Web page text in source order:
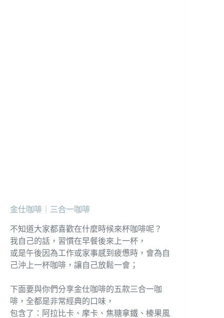
金仕咖啡｜三合一咖啡
不知道大家都喜歡在什麼時候來杯咖啡呢？
我自己的話，習慣在早餐後來上一杯，
或是午後因為工作或家事感到疲憊時，會為自
己沖上一杯咖啡，讓自己放鬆一會；
下面要與你們分享金仕咖啡的五款三合一咖
啡，全都是非常經典的口味，
包含了：阿拉比卡、摩卡、焦糖拿鐵、榛果風